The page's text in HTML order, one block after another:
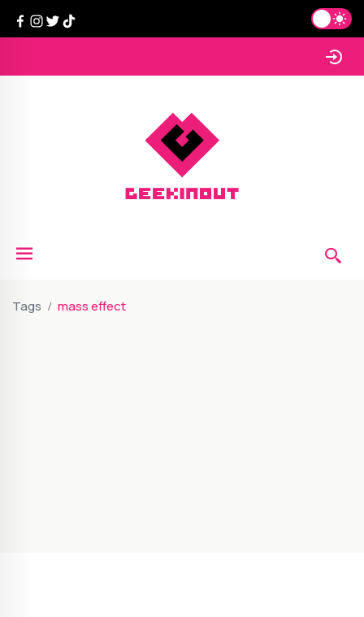
Tags mass effect